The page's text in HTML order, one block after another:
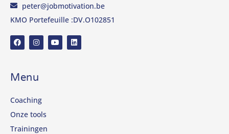
peter@jobmotivation.be
KMO Portefeuille :DV.O102851
Menu
Coaching
Onze tools
Trainingen